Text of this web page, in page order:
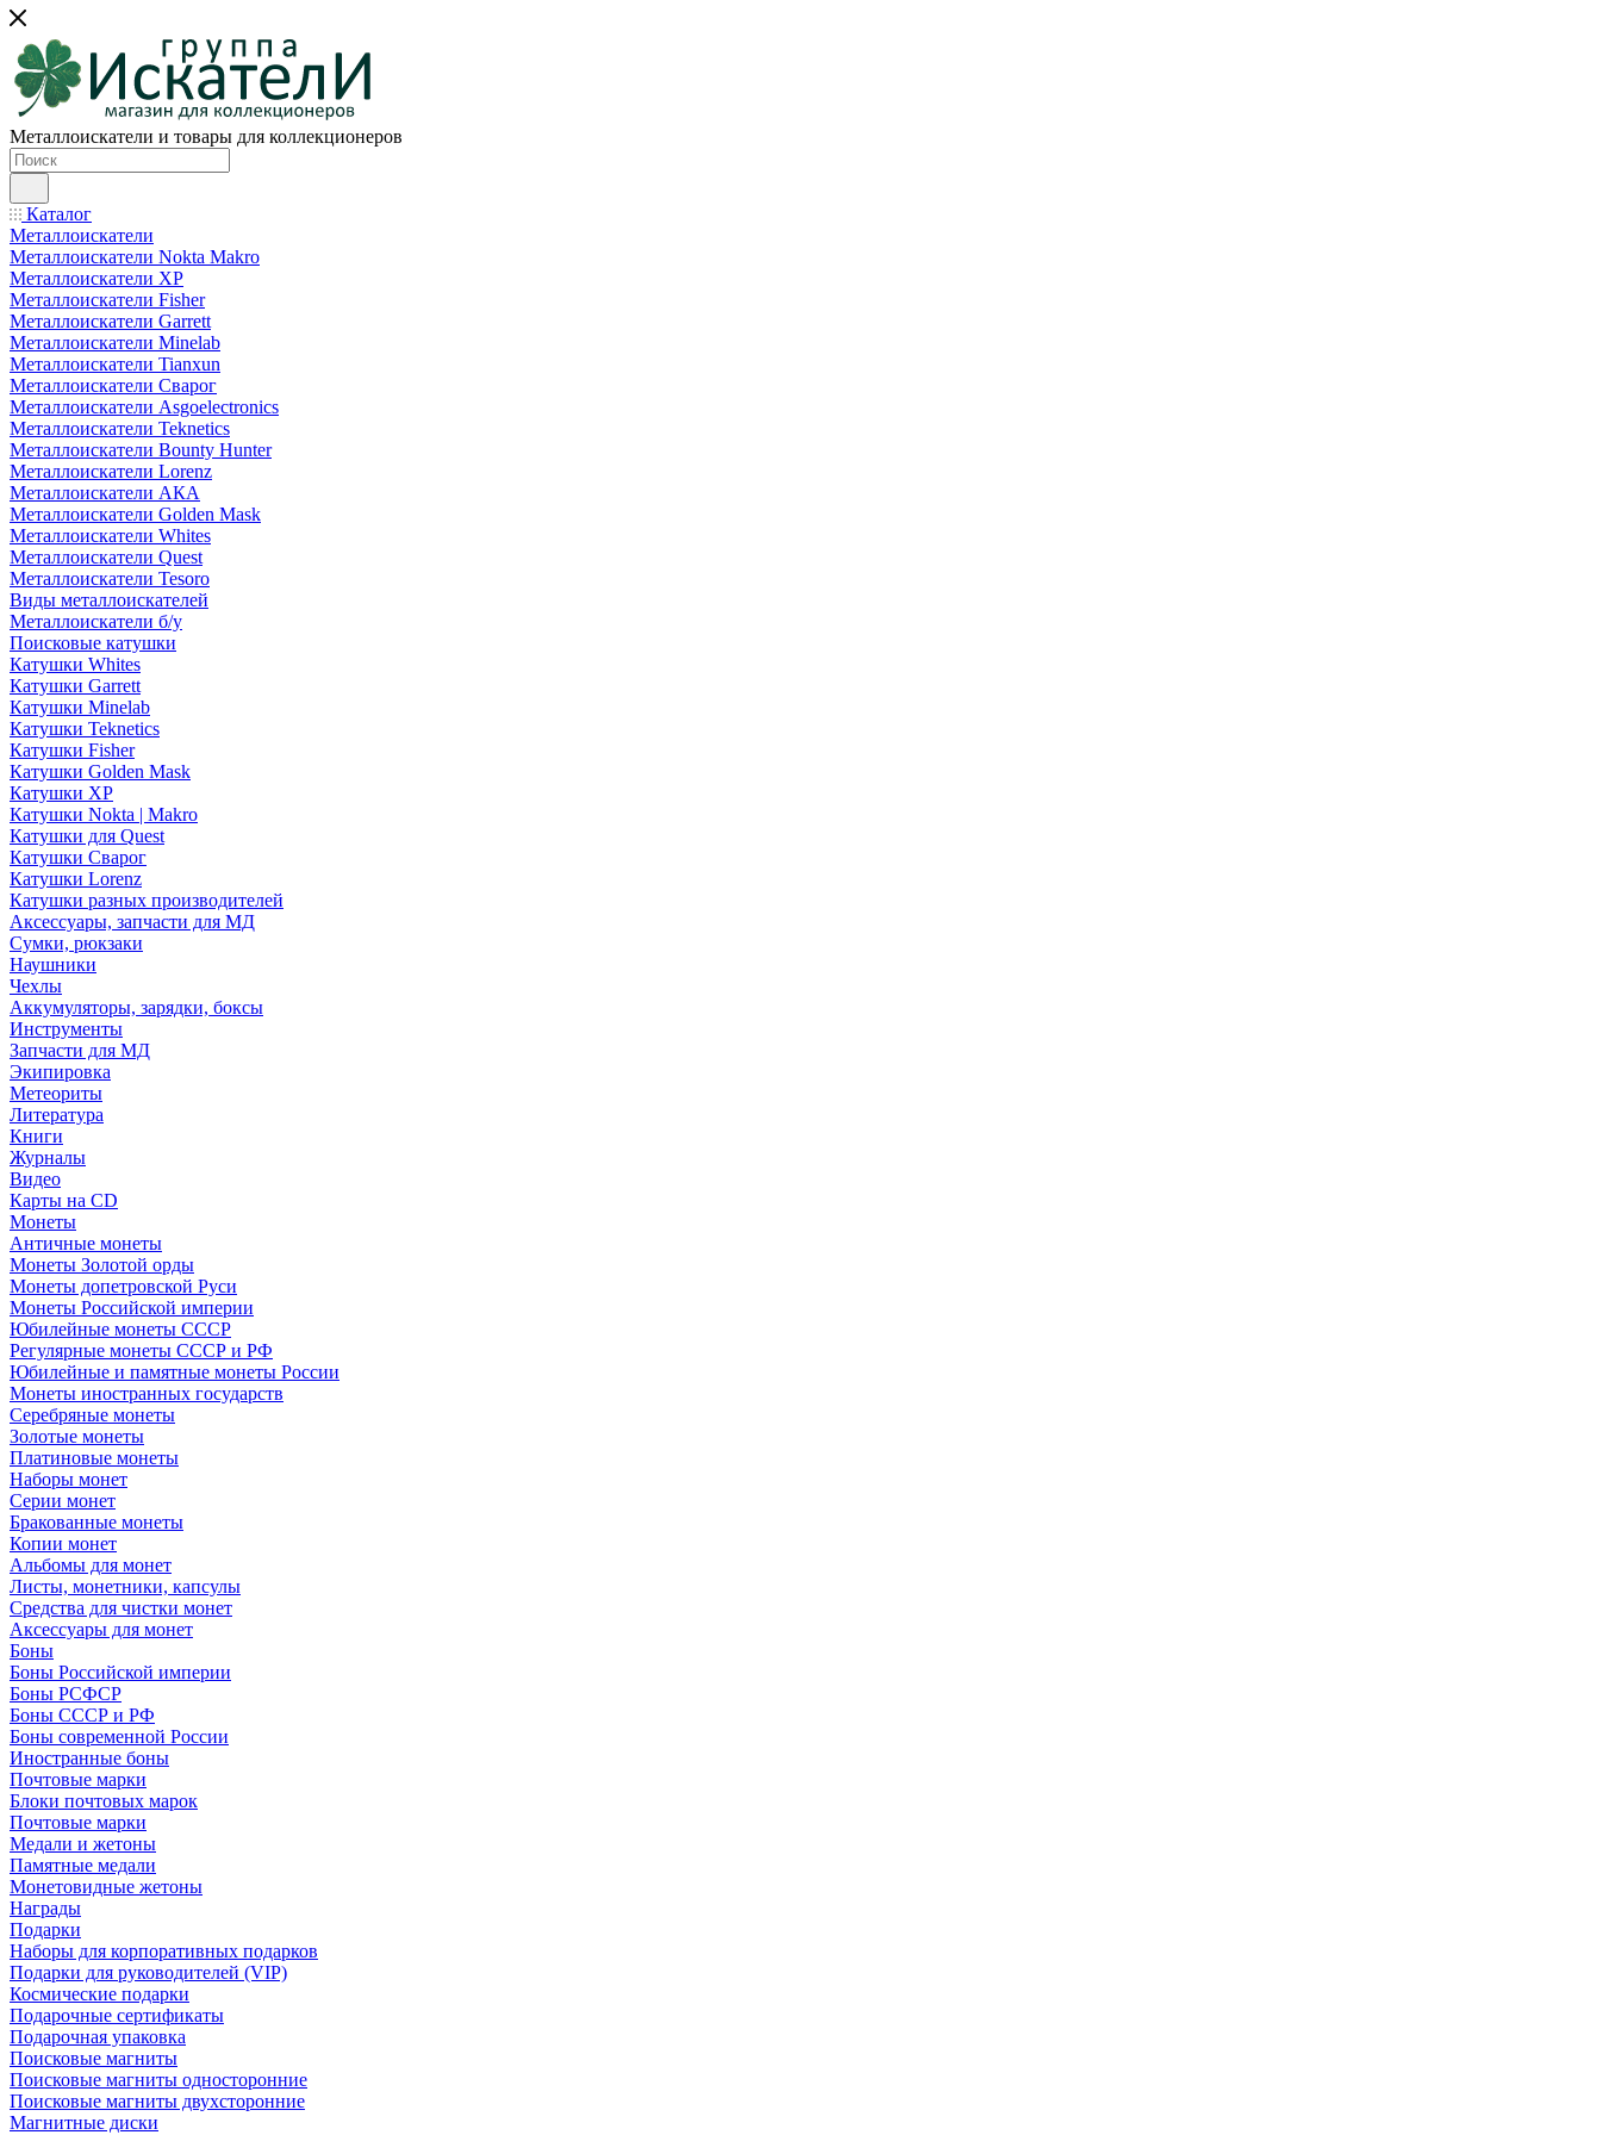
Металлоискатели и товары для коллекционеров
Каталог
Металлоискатели
Металлоискатели Nokta Makro
Металлоискатели XP
Металлоискатели Fisher
Металлоискатели Garrett
Металлоискатели Minelab
Металлоискатели Tianxun
Металлоискатели Сварог
Металлоискатели Asgoelectronics
Металлоискатели Teknetics
Металлоискатели Bounty Hunter
Металлоискатели Lorenz
Металлоискатели АКА
Металлоискатели Golden Mask
Металлоискатели Whites
Металлоискатели Quest
Металлоискатели Tesoro
Виды металлоискателей
Металлоискатели б/у
Поисковые катушки
Катушки Whites
Катушки Garrett
Катушки Minelab
Катушки Teknetics
Катушки Fisher
Катушки Golden Mask
Катушки XP
Катушки Nokta | Makro
Катушки для Quest
Катушки Сварог
Катушки Lorenz
Катушки разных производителей
Аксессуары, запчасти для МД
Сумки, рюкзаки
Наушники
Чехлы
Аккумуляторы, зарядки, боксы
Инструменты
Запчасти для МД
Экипировка
Метеориты
Литература
Книги
Журналы
Видео
Карты на CD
Монеты
Античные монеты
Монеты Золотой орды
Монеты допетровской Руси
Монеты Российской империи
Юбилейные монеты СССР
Регулярные монеты СССР и РФ
Юбилейные и памятные монеты России
Монеты иностранных государств
Серебряные монеты
Золотые монеты
Платиновые монеты
Наборы монет
Серии монет
Бракованные монеты
Копии монет
Альбомы для монет
Листы, монетники, капсулы
Средства для чистки монет
Аксессуары для монет
Боны
Боны Российской империи
Боны РСФСР
Боны СССР и РФ
Боны современной России
Иностранные боны
Почтовые марки
Блоки почтовых марок
Почтовые марки
Медали и жетоны
Памятные медали
Монетовидные жетоны
Награды
Подарки
Наборы для корпоративных подарков
Подарки для руководителей (VIP)
Космические подарки
Подарочные сертификаты
Подарочная упаковка
Поисковые магниты
Поисковые магниты односторонние
Поисковые магниты двухсторонние
Магнитные диски